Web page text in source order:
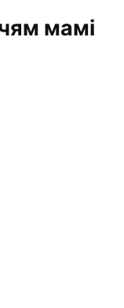
мамі